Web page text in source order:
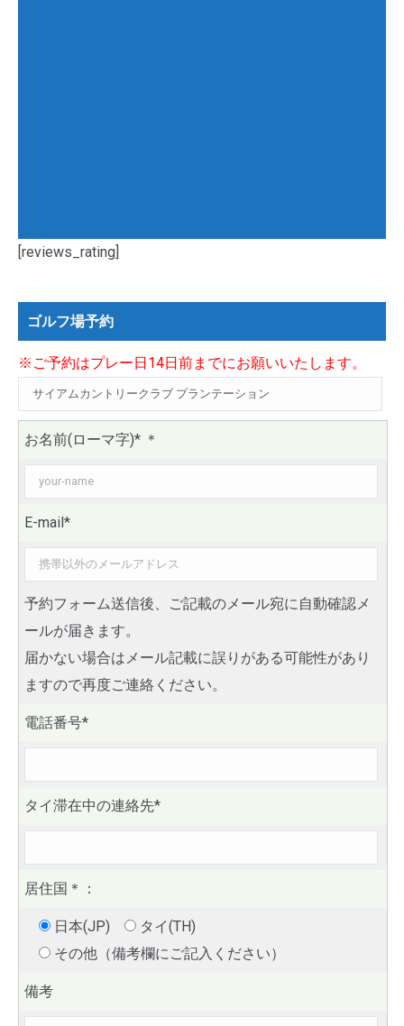
[reviews_rating]
ゴルフ場予約
※ご予約はプレー日14日前までにお願いいたします。
お名前(ローマ字)* ＊
E-mail*
予約フォーム送信後、ご記載のメール宛に自動確認メ
ールが届きます。
届かない場合はメール記載に誤りがある可能性があり
ますので再度ご連絡ください。
電話番号*
タイ滞在中の連絡先*
居住国 ＊ ：
日本(JP)
タイ(TH)
その他（備考欄にご記入ください）
備考